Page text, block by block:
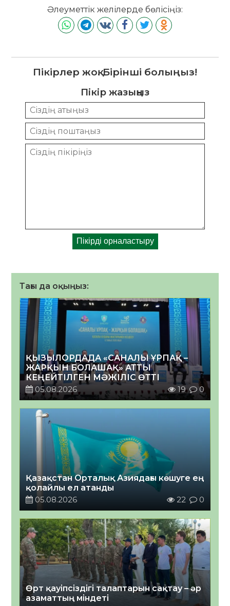
Әлеуметтік желілерде бөлісіңіз:
Пікірлер жоқ. Бірінші болыңыз!
Пікір жазыңыз
Тағы да оқыңыз:
ҚЫЗЫЛОРДАДА «САНАЛЫ ҰРПАҚ –
ЖАРҚЫН БОЛАШАҚ» АТТЫ
КЕҢЕЙТІЛГЕН МӘЖІЛІС ӨТТІ
05.08.2026
19 0
Қазақстан Орталық Азиядағы көшуге ең
қолайлы ел атанды
05.08.2026
22 0
Өрт қауіпсіздігі талаптарын сақтау – әр
азаматтың міндеті